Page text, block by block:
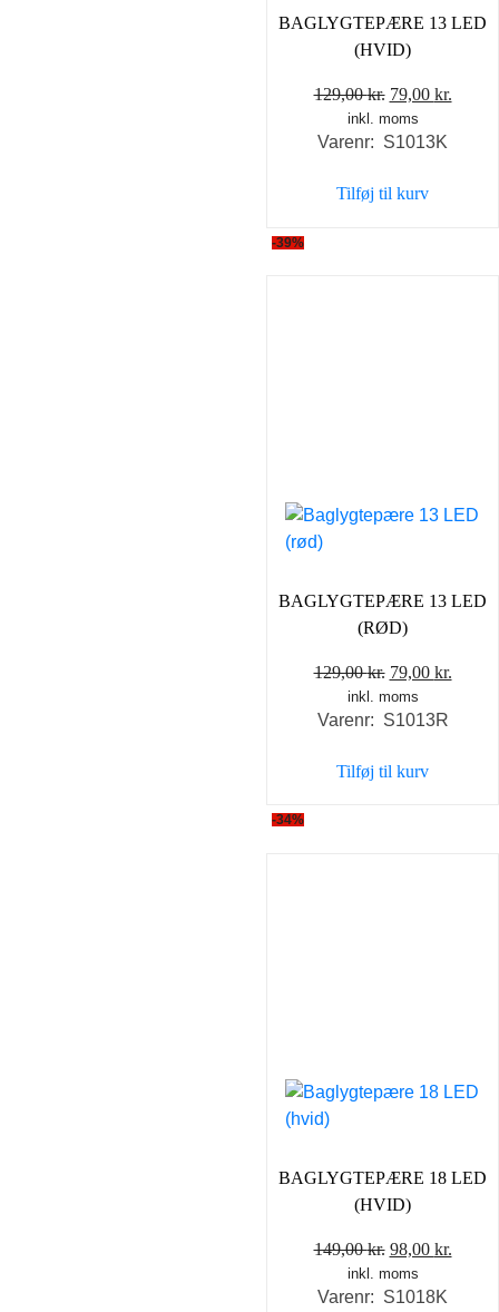
BAGLYGTEPÆRE 13 LED
(HVID)
129,00kr. Den
oprindelige
pris
129,00 kr..
79,00 kr.
inkl. moms
Varenr: S1013K
Tilføj til kurv
-39%
BAGLYGTEPÆRE 13 LED
(RØD)
129,00kr. Den
oprindelige
pris
129,00 kr..
79,00 kr.
inkl. moms
Varenr: S1013R
Tilføj til kurv
-34%
BAGLYGTEPÆRE 18 LED
(HVID)
149,00kr. Den
oprindelige
pris
98,00 kr.
inkl. moms
Varenr: S1018K